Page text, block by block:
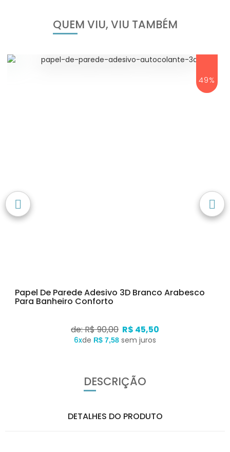
QUEM VIU, VIU TAMBÉM
49%
Papel De Parede Adesivo 3D Branco Arabesco
Para Banheiro Conforto
de: R$ 90,00 R$ 45,50
6xde R$ 7,58 sem juros
DESCRIÇÃO
DETALHES DO PRODUTO